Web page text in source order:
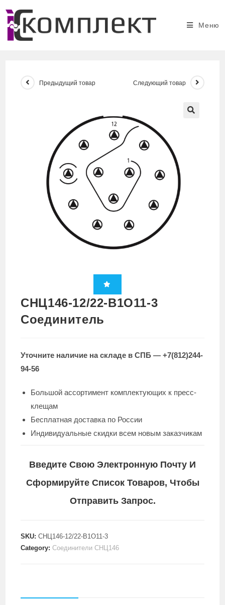
содержимому
Меню
Предыдущий товар Следующий товар
СНЦ146-12/22-В1О11-3
Соединитель
Уточните наличие на складе в СПБ — +7(812)244-
94-56
Большой ассортимент комплектующих к пресс-
клещам
Бесплатная доставка по России
Индивидуальные скидки всем новым заказчикам
Введите Свою Электронную Почту И
Сформируйте Список Товаров, Чтобы
Отправить Запрос.
SKU:СНЦ146-12/22-В1О11-3
Category:Соединители СНЦ146